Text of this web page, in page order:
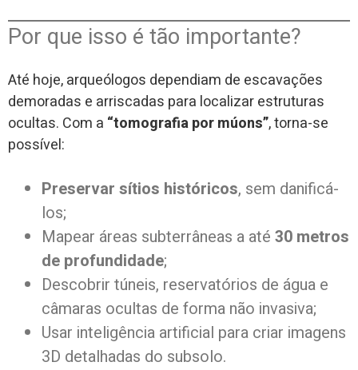
Por que isso é tão importante?
Até hoje, arqueólogos dependiam de escavações
demoradas e arriscadas para localizar estruturas
ocultas. Com a “tomografia por múons”, torna-se
possível:
Preservar sítios históricos, sem danificá-
los;
Mapear áreas subterrâneas a até 30 metros
de profundidade;
Descobrir túneis, reservatórios de água e
câmaras ocultas de forma não invasiva;
Usar inteligência artificial para criar imagens
3D detalhadas do subsolo.